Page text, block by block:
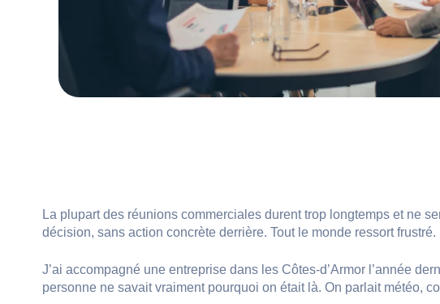
La plupart des réunions commerciales durent trop longtemps et ne
décision, sans action concrète derrière. Tout le monde ressort frustré.
J’ai accompagné une entreprise dans les Côtes-d’Armor l’année
personne ne savait vraiment pourquoi on était là. On parlait météo,